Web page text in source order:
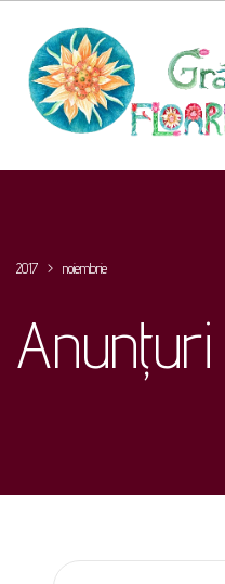
2017 > noiembrie
Anunțuri